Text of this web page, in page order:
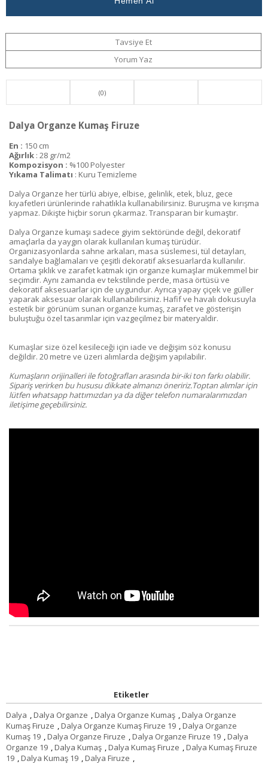
Tavsiye Et
Yorum Yaz
(0)
Dalya Organze Kumaş Firuze
En : 150 cm
Ağırlık : 28 gr/m2
Kompozisyon : %100 Polyester
Yıkama Talimatı : Kuru Temizleme
Dalya Organze her türlü abiye, elbise, gelinlik, etek, bluz, gece
kıyafetleri ürünlerinde rahatlıkla kullanabilirsiniz. Buruşma ve kırışma
yapmaz. Dikişte hiçbir sorun çıkarmaz. Transparan bir kumaştır.
Dalya Organze kumaşı sadece giyim sektöründe değil, dekoratif
amaçlarla da yaygın olarak kullanılan kumaş türüdür.
Organizasyonlarda sahne arkaları, masa süslemesi, tül detayları,
sandalye bağlamaları ve çeşitli dekoratif aksesuarlarda kullanılır.
Ortama şıklık ve zarafet katmak için organze kumaşlar mükemmel bir
seçimdir. Aynı zamanda ev tekstilinde perde, masa örtüsü ve
dekoratif aksesuarlar için de uygundur. Ayrıca yapay çiçek ve güller
yaparak aksesuar olarak kullanabilirsiniz. Hafif ve havalı dokusuyla
estetik bir görünüm sunan organze kumaş, zarafet ve gösterişin
buluştuğu özel tasarımlar için vazgeçilmez bir materyaldir.
Kumaşlar size özel kesileceği için iade ve değişim söz konusu
değildir. 20 metre ve üzeri alımlarda değişim yapılabilir.
Kumaşların orijinalleri ile fotoğrafları arasında bir-iki ton farkı olabilir.
Sipariş verirken bu hususu dikkate almanızı öneririz.Toptan alımlar için
lütfen whatsapp hattımızdan ya da diğer telefon numaralarımızdan
iletişime geçebilirsiniz.
Etiketler
Dalya ,Dalya Organze ,Dalya Organze Kumaş ,Dalya Organze
Kumaş Firuze ,Dalya Organze Kumaş Firuze 19 ,Dalya Organze
Kumaş 19 ,Dalya Organze Firuze ,Dalya Organze Firuze 19 ,Dalya
Organze 19 ,Dalya Kumaş ,Dalya Kumaş Firuze ,Dalya Kumaş Firuze
19 ,Dalya Kumaş 19 ,Dalya Firuze ,